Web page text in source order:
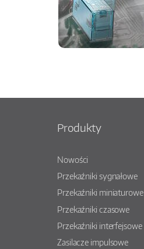
Produkty
Nowości
Przekaźniki sygnałowe
Przekaźniki miniaturowe
Przekaźniki czasowe
Przekaźniki interfejsowe
Zasilacze impulsowe